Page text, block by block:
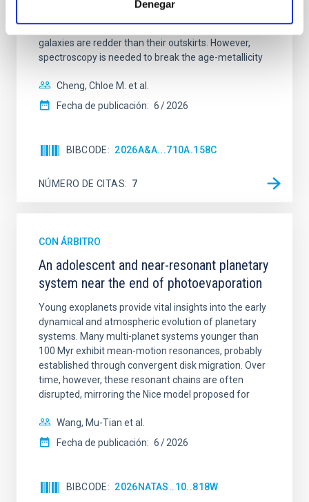
Denegar
mass assembly mechanisms. Previous photometric
studies have revealed that the cores of these
galaxies are redder than their outskirts. However,
spectroscopy is needed to break the age-metallicity
Cheng, Chloe M. et al.
Fecha de publicación: 6 2026
BIBCODE 2026A&A...710A.158C
NÚMERO DE CITAS 7
CON ÁRBITRO
An adolescent and near-resonant planetary
system near the end of photoevaporation
Young exoplanets provide vital insights into the early
dynamical and atmospheric evolution of planetary
systems. Many multi-planet systems younger than
100 Myr exhibit mean-motion resonances, probably
established through convergent disk migration. Over
time, however, these resonant chains are often
disrupted, mirroring the Nice model proposed for
Wang, Mu-Tian et al.
Fecha de publicación: 6 2026
BIBCODE 2026NATAS..10..818W